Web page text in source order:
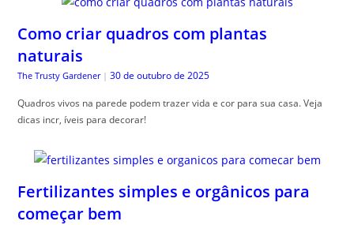
Como criar quadros com plantas
naturais
The Trusty Gardener | 30 de outubro de 2025
Quadros vivos na parede podem trazer vida e cor para sua casa. Veja
dicas incr, íveis para decorar!
Fertilizantes simples e orgânicos para
começar bem